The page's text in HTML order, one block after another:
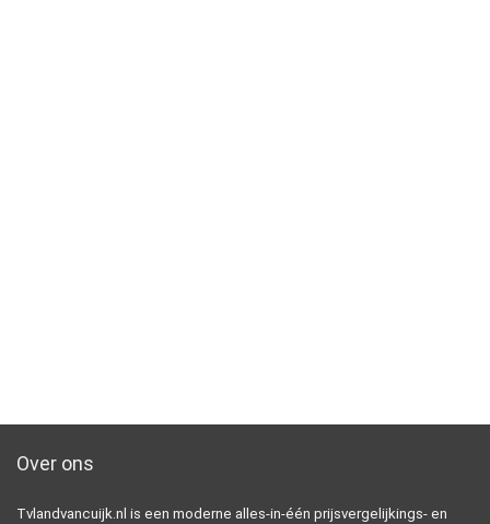
Over ons
Tvlandvancuijk.nl is een moderne alles-in-één prijsvergelijkings- en